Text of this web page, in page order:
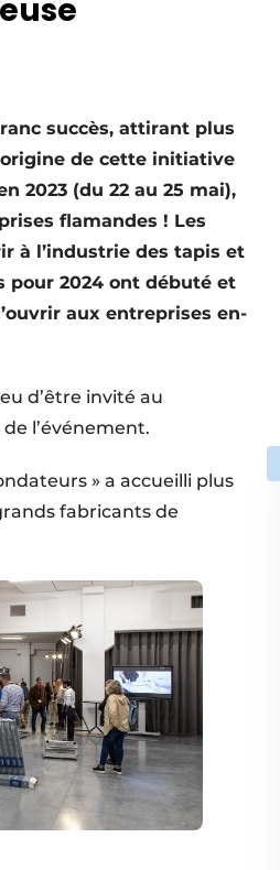
succès, attirant plus
de cette initiative
2023 (du 22 au 25 mai),
flamandes ! Les
à l’industrie des tapis et
pour 2024 ont débuté et
aux entreprises en-
d’être invité au
l’événement.
» a accueilli plus
fabricants de